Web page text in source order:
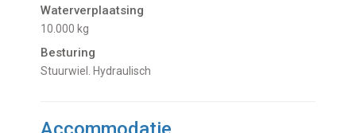
Waterverplaatsing
10.000 kg
Besturing
Stuurwiel. Hydraulisch